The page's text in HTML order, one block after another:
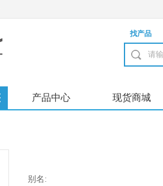
找产品
产品中心 现货商城
别名: